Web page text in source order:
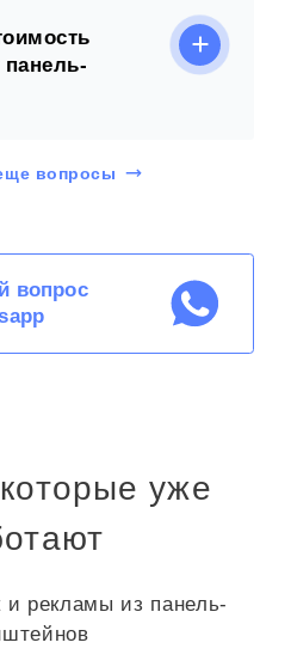
вопросы
вопрос
уже
рекламы из панель-